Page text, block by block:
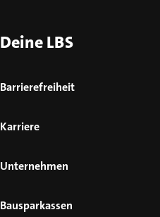
Deine LBS
Barrierefreiheit
Karriere
Unternehmen
Bausparkassen